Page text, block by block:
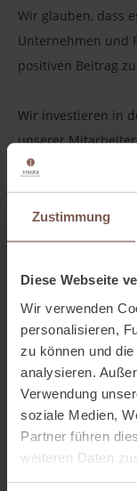
Zustimmung
Diese Webseite
Wir verwenden
personalisieren,
zu können und
analysieren.
Verwendung
soziale Medien,
Partner führen
weiteren Daten
Wir glauben, dass
Unternehmen und
positiven Beitrag
Wir investieren in
unserer
sicherstellen,
Stand der
ist.
dabei ein
wir uns mit dem
auseinandersetzen.
Zu diesem
unserem
gratulieren, der
Glückwunsch!